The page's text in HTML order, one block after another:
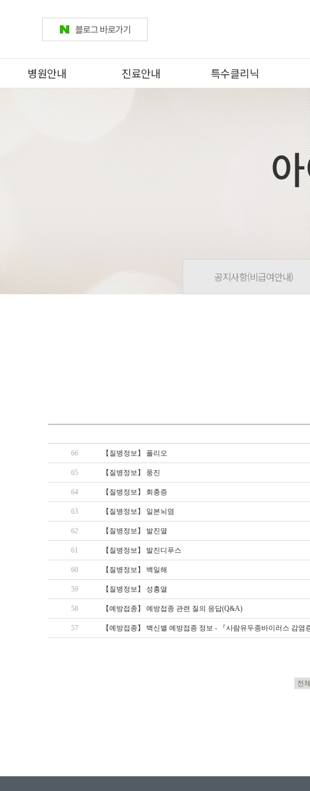
병원안내 진료안내 특수클리닉
공지사항(비급여안내)
66 【질병정보】 폴리오
65 【질병정보】 풍진
64 【질병정보】 회충증
63 【질병정보】 일본뇌염
62 【질병정보】 발진열
61 【질병정보】 발진디푸스
60 【질병정보】 백일해
59 【질병정보】 성홍열
58 【예방접종】 예방접종 관련 질의 응답(Q&A)
57 【예방접종】 백신별 예방접종 정보 - 『사람유두종바이러스 감염